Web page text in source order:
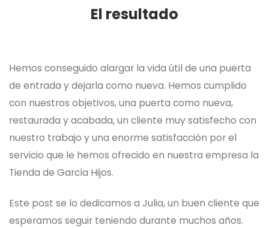
El resultado
Hemos conseguido alargar la vida útil de una puerta
de entrada y dejarla como nueva. Hemos cumplido
con nuestros objetivos, una puerta como nueva,
restaurada y acabada, un cliente muy satisfecho con
nuestro trabajo y una enorme satisfacción por el
servicio que le hemos ofrecido en nuestra empresa la
Tienda de García Hijos.
Este post se lo dedicamos a Julia, un buen cliente que
esperamos seguir teniendo durante muchos años.